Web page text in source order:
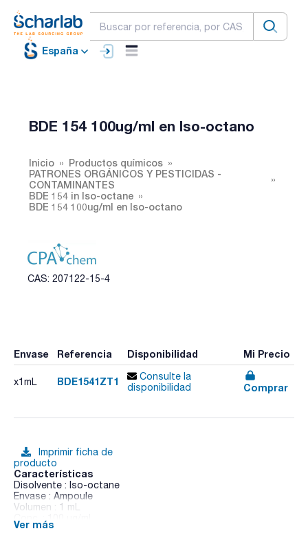
España
BDE 154 100ug/ml en Iso-octano
Inicio
Productos químicos
PATRONES ORGÁNICOS Y PESTICIDAS -
CONTAMINANTES
BDE 154 in Iso-octane
BDE 154 100ug/ml en Iso-octano
CAS: 207122-15-4
Envase Referencia Disponibilidad Mi Precio
x1mL BDE1541ZT1
Consulte la
disponibilidad
Comprar
Imprimir ficha de
producto
Características
Disolvente : Iso-octane
Envase : Ampoule
Volumen : 1 mL
CAS : [207122-15-4]
Ver más